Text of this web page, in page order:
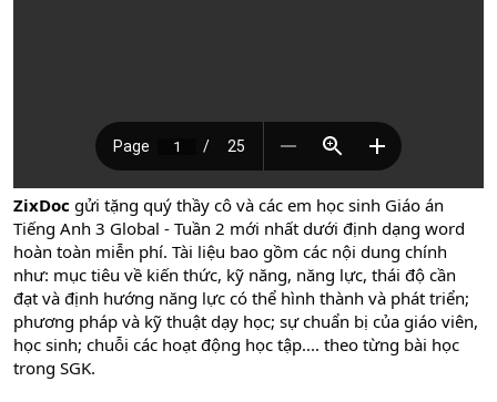
ZixDoc gửi tặng quý thầy cô và các em học sinh Giáo án
Tiếng Anh 3 Global - Tuần 2 mới nhất dưới định dạng word
hoàn toàn miễn phí. Tài liệu bao gồm các nội dung chính
như: mục tiêu về kiến thức, kỹ năng, năng lực, thái độ cần
đạt và định hướng năng lực có thể hình thành và phát triển;
phương pháp và kỹ thuật dạy học; sự chuẩn bị của giáo viên,
học sinh; chuỗi các hoạt động học tập.... theo từng bài học
trong SGK.